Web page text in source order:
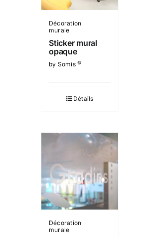
Décoration
murale
Sticker mural
opaque
by Somis©
Détails
Décoration
murale